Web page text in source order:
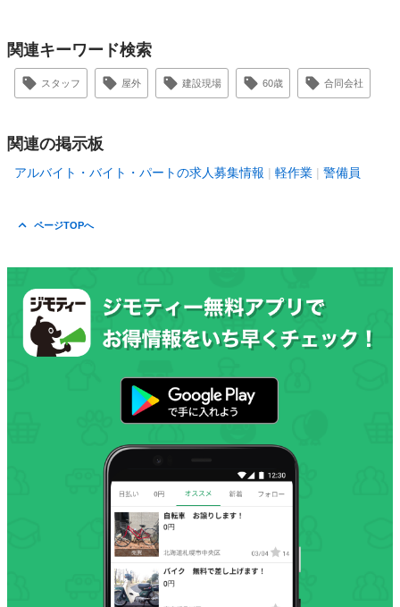
関連キーワード検索
スタッフ 屋外 建設現場 60歳 合同会社
関連の掲示板
アルバイト・バイト・パートの求人募集情報 軽作業 警備員
ページTOPへ